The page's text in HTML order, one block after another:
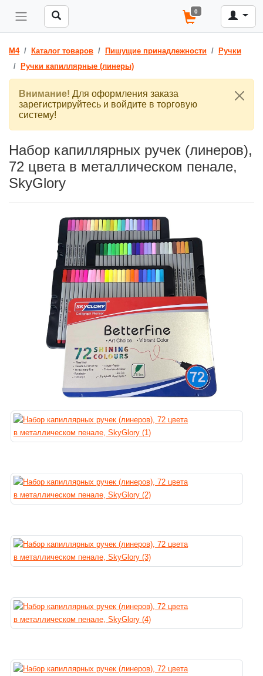
0
M4 Каталог товаров Пишущие принадлежности
Ручки
Ручки капиллярные (линеры)
Внимание! Для оформления заказа
зарегистрируйтесь и войдите в торговую
систему!
Набор капиллярных ручек (линеров),
72 цвета в металлическом пенале,
SkyGlory